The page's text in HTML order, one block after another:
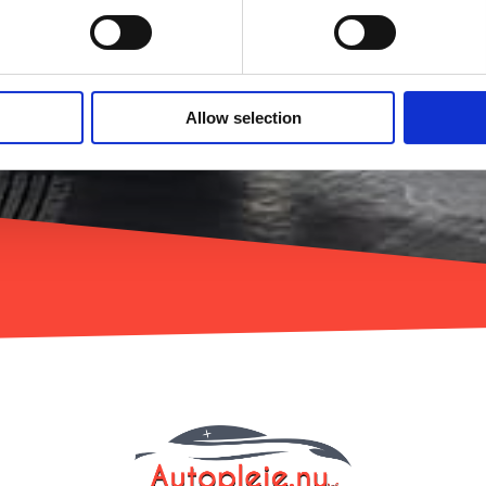
Allow selection